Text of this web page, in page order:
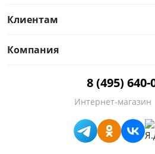
Декоративные подушки
Столик
Ящик для белья
Высота сиденья от
Глубина сиденья, см
Клиентам
Компания
8 (495) 640-
Интернет-магазин